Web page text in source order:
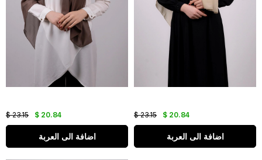
$ 20.84
$ 23.15
اضافة الى العربة
$ 20.84
$ 23.15
اضافة الى العربة